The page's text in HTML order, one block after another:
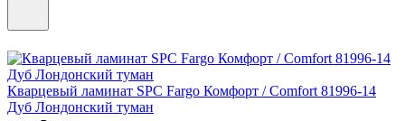
Кварцевый ламинат SPC Fargo Комфорт / Comfort 81996-14
Дуб Лондонский туман